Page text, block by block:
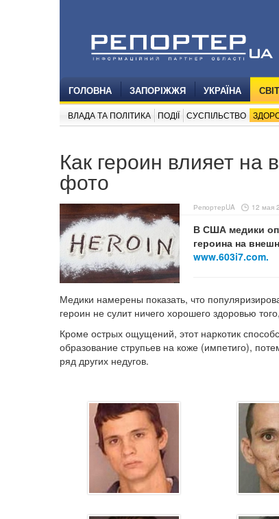
ГОЛОВНА ЗАПОРІЖЖЯ УКРАЇНА СВІТ
ВЛАДА ТА ПОЛІТИКА ПОДІЇ СУСПІЛЬСТВО
Как героин влияет на
фото
РепортерUA 12 мая
В США медики
героина на
www.603i7.com.
Медики намерены показать, что
героин не сулит ничего хорошего здоровью
Кроме острых ощущений, этот наркотик
образование струпьев на коже (импетиго),
ряд других недугов.